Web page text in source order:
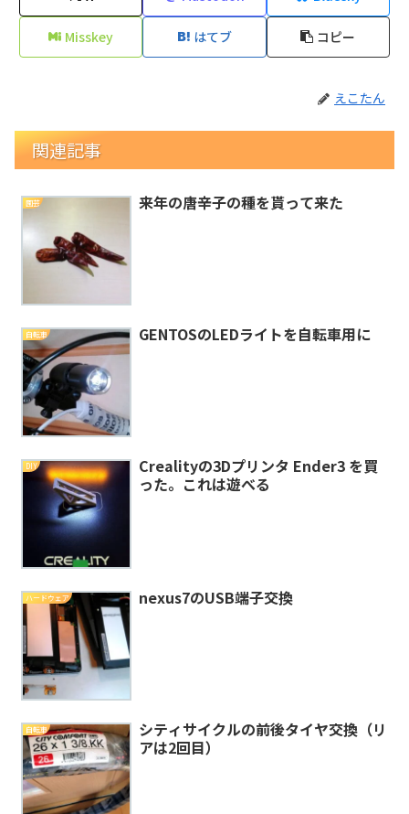
Misskey はてブ コピー
えこたん
関連記事
園芸 来年の唐辛子の種を貰って来た
自転車 GENTOSのLEDライトを自転車用に
DIY
Crealityの3Dプリンタ Ender3 を買
った。これは遊べる
ハードウェア nexus7のUSB端子交換
自転車
シティサイクルの前後タイヤ交換（リ
アは2回目）